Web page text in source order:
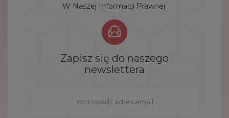
W Naszej Informacji Prawnej.
Zapisz się do naszego
newslettera